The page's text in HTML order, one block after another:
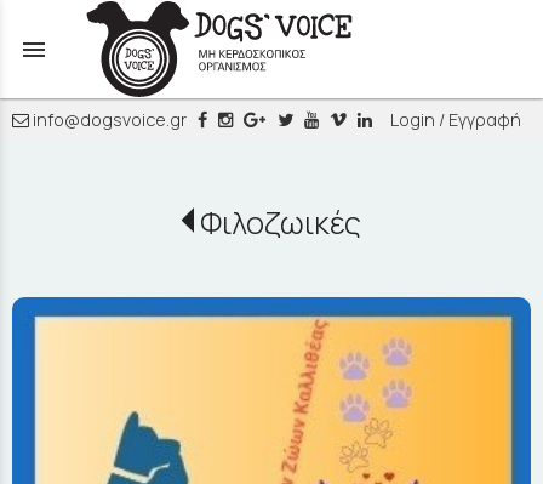
menu
info@dogsvoice.gr Login / Εγγραφή
Φιλοζωικές